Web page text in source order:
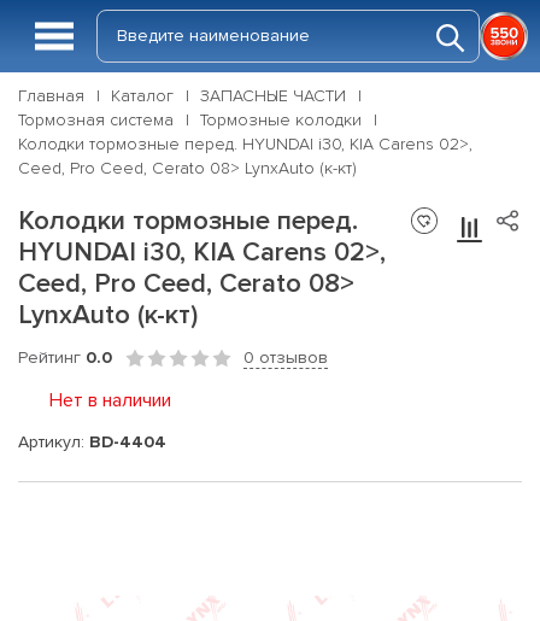
Главная Каталог
ЗАПАСНЫЕ ЧАСТИ
Тормозная система
Тормозные колодки
Колодки тормозные перед. HYUNDAI i30, KIA Carens 02>,
Ceed, Pro Ceed, Cerato 08> LynxAuto (к-кт)
Колодки тормозные перед.
HYUNDAI i30, KIA Carens 02>,
Ceed, Pro Ceed, Cerato 08>
LynxAuto (к-кт)
Рейтинг 0.0 0 отзывов
Нет в наличии
Артикул: BD-4404